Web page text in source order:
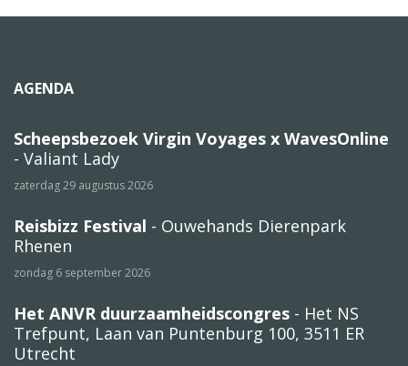
AGENDA
Scheepsbezoek Virgin Voyages x WavesOnline
- Valiant Lady
zaterdag 29 augustus 2026
Reisbizz Festival - Ouwehands Dierenpark
Rhenen
zondag 6 september 2026
Het ANVR duurzaamheidscongres - Het NS
Trefpunt, Laan van Puntenburg 100, 3511 ER
Utrecht